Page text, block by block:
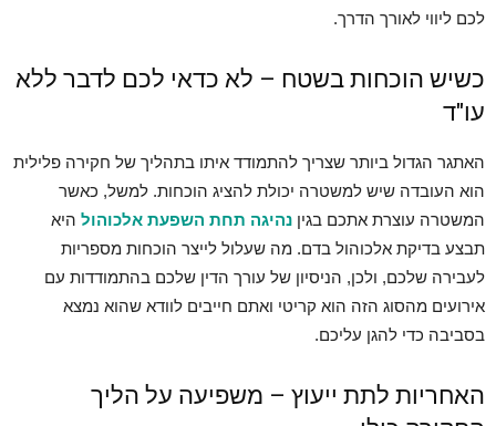
לכם ליווי לאורך הדרך.
כשיש הוכחות בשטח – לא כדאי לכם לדבר ללא
עו"ד
האתגר הגדול ביותר שצריך להתמודד איתו בתהליך של חקירה פלילית
הוא העובדה שיש למשטרה יכולת להציג הוכחות. למשל, כאשר
המשטרה עוצרת אתכם בגין נהיגה תחת השפעת אלכוהול היא
תבצע בדיקת אלכוהול בדם. מה שעלול לייצר הוכחות מספריות
לעבירה שלכם, ולכן, הניסיון של עורך הדין שלכם בהתמודדות עם
אירועים מהסוג הזה הוא קריטי ואתם חייבים לוודא שהוא נמצא
בסביבה כדי להגן עליכם.
האחריות לתת ייעוץ – משפיעה על הליך